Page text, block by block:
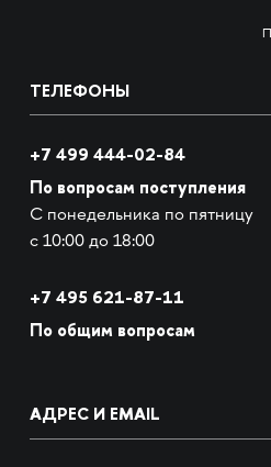
ТЕЛЕФОНЫ
+7 499 444-02-84
По вопросам поступления
С понедельника по пятницу
с 10:00 до 18:00
+7 495 621-87-11
По общим вопросам
АДРЕС И EMAIL